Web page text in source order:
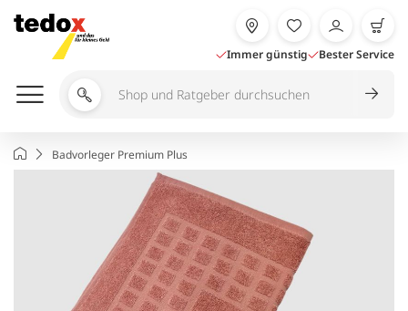
Inhalt
springen
Immer günstig Bester Service
Shop
durchsuchen
StartseiteBadvorleger Premium Plus